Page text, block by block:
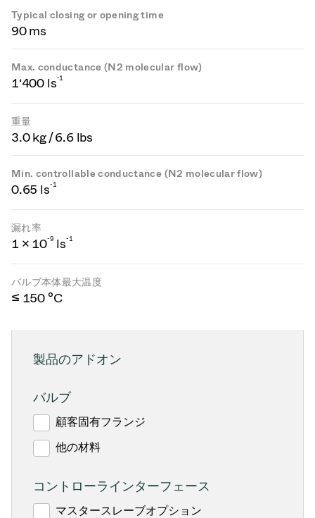
Typical closing or opening time
90 ms
Max. conductance (N2 molecular flow)
1‘400 ls-1
重量
3.0 kg / 6.6 lbs
Min. controllable conductance (N2 molecular flow)
0.65 ls-1
漏れ率
1 × 10-9 ls-1
バルブ本体最大温度
≤ 150 °C
製品のアドオン
バルブ
顧客固有フランジ
他の材料
コントローラインターフェース
マスタースレーブオプション